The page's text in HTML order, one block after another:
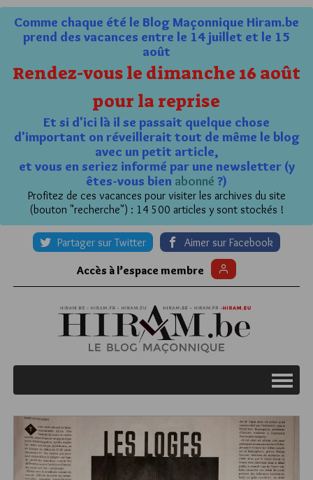
Comme chaque été le Blog Maçonnique Hiram.be
prend des vacances entre le 14 juillet et le 15
août
Rendez-vous le dimanche 16 août
pour la reprise
Et si d'ici là il se passait quelque chose
d'important on réveillerait tout de même le blog
avec un petit article,
et vous en seriez informé par une newsletter (y
êtes-vous bien abonné ?)
Profitez de ces vacances pour visiter les archives du site
(bouton "recherche") : 14 500 articles y sont stockés !
Partager sur Twitter Aimer sur Facebook
Accès à l’espace membre